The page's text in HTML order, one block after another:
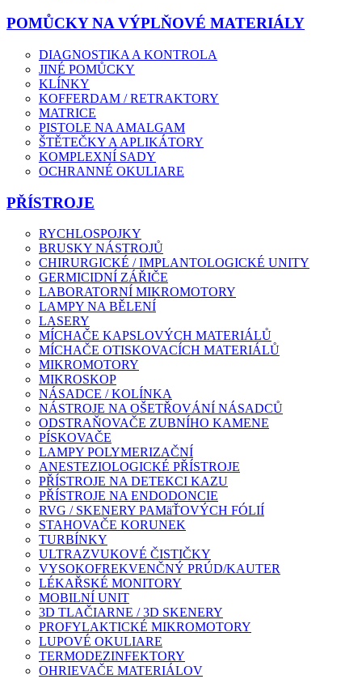
POMŮCKY NA VÝPLŇOVÉ MATERIÁLY
DIAGNOSTIKA A KONTROLA
JINÉ POMŮCKY
KLÍNKY
KOFFERDAM / RETRAKTORY
MATRICE
PISTOLE NA AMALGAM
ŠTĚTEČKY A APLIKÁTORY
KOMPLEXNÍ SADY
OCHRANNÉ OKULIARE
PŘÍSTROJE
RYCHLOSPOJKY
BRUSKY NÁSTROJŮ
CHIRURGICKÉ / IMPLANTOLOGICKÉ UNITY
GERMICIDNÍ ZÁŘIČE
LABORATORNÍ MIKROMOTORY
LAMPY NA BĚLENÍ
LASERY
MÍCHAČE KAPSLOVÝCH MATERIÁLŮ
MÍCHAČE OTISKOVACÍCH MATERIÁLŮ
MIKROMOTORY
MIKROSKOP
NÁSADCE / KOLÍNKA
NÁSTROJE NA OŠETŘOVÁNÍ NÁSADCŮ
ODSTRAŇOVAČE ZUBNÍHO KAMENE
PÍSKOVAČE
LAMPY POLYMERIZAČNÍ
ANESTEZIOLOGICKÉ PŘÍSTROJE
PŘÍSTROJE NA DETEKCI KAZU
PŘÍSTROJE NA ENDODONCIE
RVG / SKENERY PAMäŤOVÝCH FÓLIÍ
STAHOVAČE KORUNEK
TURBÍNKY
ULTRAZVUKOVÉ ČISTIČKY
VYSOKOFREKVENČNÝ PRÚD/KAUTER
LÉKAŘSKÉ MONITORY
MOBILNÍ UNIT
3D TLAČIARNE / 3D SKENERY
PROFYLAKTICKÉ MIKROMOTORY
LUPOVÉ OKULIARE
TERMODEZINFEKTORY
OHRIEVAČE MATERIÁLOV